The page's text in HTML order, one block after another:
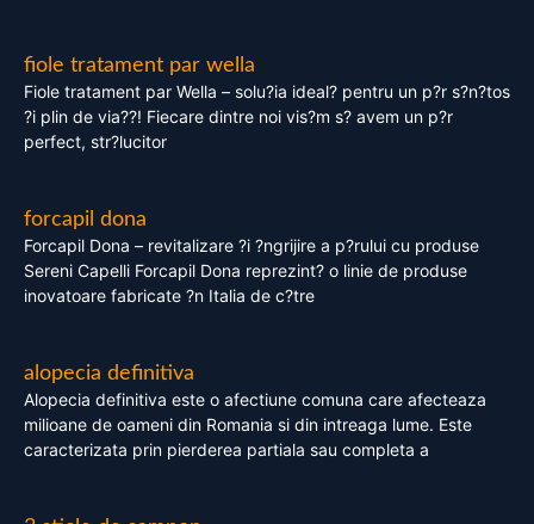
fiole tratament par wella
Fiole tratament par Wella – solu?ia ideal? pentru un p?r s?n?tos
?i plin de via??! Fiecare dintre noi vis?m s? avem un p?r
perfect, str?lucitor
forcapil dona
Forcapil Dona – revitalizare ?i ?ngrijire a p?rului cu produse
Sereni Capelli Forcapil Dona reprezint? o linie de produse
inovatoare fabricate ?n Italia de c?tre
alopecia definitiva
Alopecia definitiva este o afectiune comuna care afecteaza
milioane de oameni din Romania si din intreaga lume. Este
caracterizata prin pierderea partiala sau completa a